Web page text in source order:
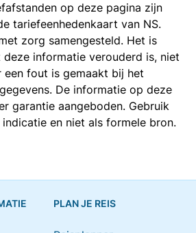
op deze pagina zijn
tariefeenhedenkaart van NS.
zorg samengesteld. Het is
informatie verouderd is, niet
fout is gemaakt bij het
De informatie op deze
garantie aangeboden. Gebruik
en niet als formele bron.
PLAN JE REIS